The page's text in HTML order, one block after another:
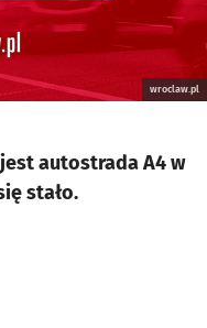
wroclaw.pl
autostrada A4 w
stało.